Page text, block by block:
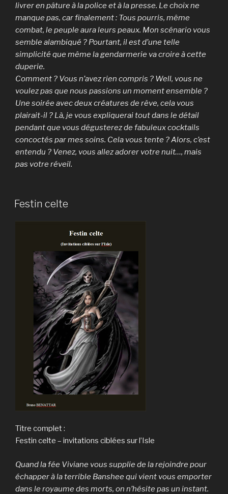
livrer en pâture à la police et à la presse. Le choix ne
manque pas, car finalement : Tous pourris, même
combat, le peuple aura leurs peaux. Mon scénario vous
semble alambiqué ? Pourtant, il est d’une telle
simplicité que même la gendarmerie va croire à cette
duperie.
Comment ? Vous n’avez rien compris ? Well, vous ne
voulez pas que nous passions un moment ensemble ?
Une soirée avec deux créatures de rêve, cela vous
plairait-il ? Là, je vous expliquerai tout dans le détail
pendant que vous dégusterez de fabuleux cocktails
concoctés par mes soins. Cela vous tente ? Alors, c’est
entendu ? Venez, vous allez adorer votre nuit…, mais
pas votre réveil.
Festin celte
Titre complet :
Festin celte – invitations ciblées sur l’Isle
Quand la fée Viviane vous supplie de la rejoindre pour
échapper à la terrible Banshee qui vient vous emporter
dans le royaume des morts, on n’hésite pas un instant.